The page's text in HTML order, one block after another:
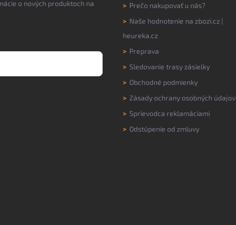
o nových produktoch na
> Prečo nakupovať u nás?
> Naše hodnotenie na zbozi.cz |
heureka.cz
> Preprava
> Sledovanie trasy zásielky
> Obchodné podmienky
> Zásady ochrany osobných údajov
> Sprievodca reklamáciami
> Odstúpenie od zmluvy